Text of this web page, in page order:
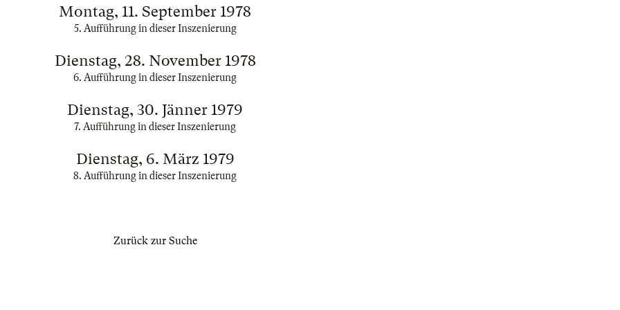
Montag, 11. September 1978
5. Aufführung in dieser Inszenierung
Dienstag, 28. November 1978
6. Aufführung in dieser Inszenierung
Dienstag, 30. Jänner 1979
7. Aufführung in dieser Inszenierung
Dienstag, 6. März 1979
8. Aufführung in dieser Inszenierung
Zurück zur Suche